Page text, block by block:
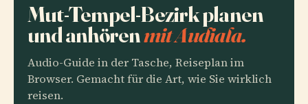
Mut-Tempel-Bezirk planen
und anhörenmit Audiala.
Audio-Guide in der Tasche, Reiseplan im
Browser. Gemacht für die Art, wie Sie wirklich
reisen.